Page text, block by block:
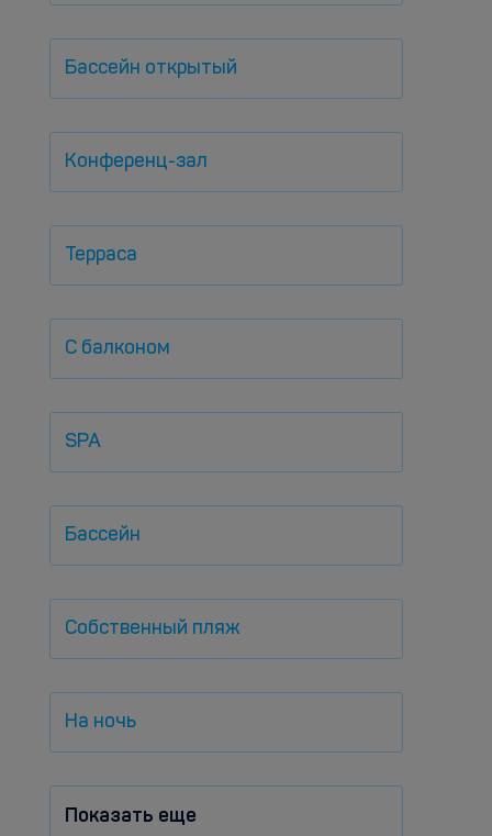
Бассейн открытый
Конференц-зал
Терраса
С балконом
SPA
Бассейн
Собственный пляж
На ночь
Показать еще